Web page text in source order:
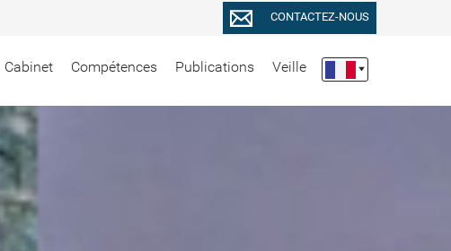
Cabinet Compétences Publications Veille
CONTACTEZ-NOUS